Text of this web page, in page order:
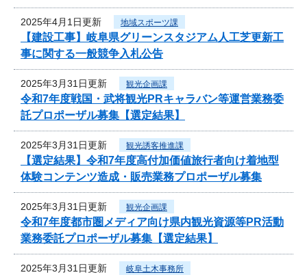
2025年4月1日更新 地域スポーツ課
【建設工事】岐阜県グリーンスタジアム人工芝更新工
事に関する一般競争入札公告
2025年3月31日更新 観光企画課
令和7年度戦国・武将観光PRキャラバン等運営業務委
託プロポーザル募集【選定結果】
2025年3月31日更新 観光誘客推進課
【選定結果】令和7年度高付加価値旅行者向け着地型
体験コンテンツ造成・販売業務プロポーザル募集
2025年3月31日更新 観光企画課
令和7年度都市圏メディア向け県内観光資源等PR活動
業務委託プロポーザル募集【選定結果】
2025年3月31日更新 岐阜土木事務所